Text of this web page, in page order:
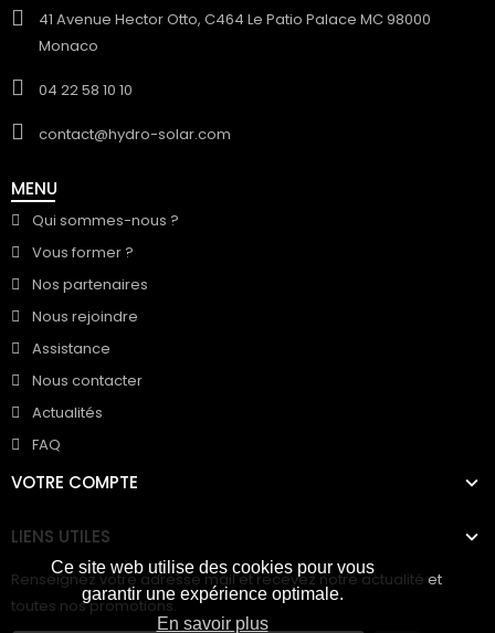
Ce site web utilise des cookies pour vous
garantir une expérience optimale.
En savoir plus
41 Avenue Hector Otto, C464 Le Patio Palace MC 98000
Monaco
04 22 58 10 10
contact@hydro-solar.com
MENU
Qui sommes-nous ?
Vous former ?
Nos partenaires
Nous rejoindre
Assistance
Nous contacter
Actualités
FAQ
VOTRE COMPTE
LIENS UTILES
Renseignez votre adresse mail et recevez notre actualité et
toutes nos promotions.